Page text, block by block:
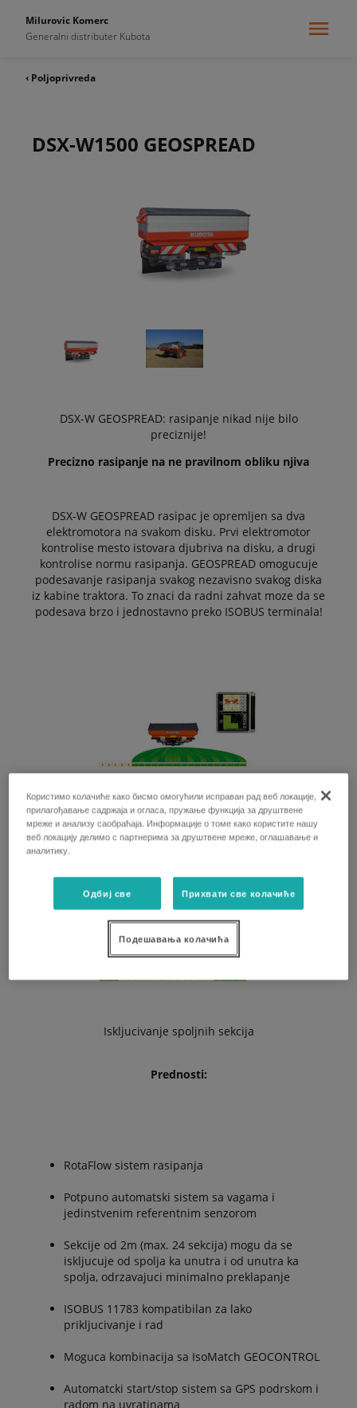
Milurovic Komerc
Generalni distributer Kubota
‹ Poljoprivreda
DSX-W1500 GEOSPREAD
DSX-W GEOSPREAD: rasipanje nikad nije bilo
preciznije!
Precizno rasipanje na ne pravilnom obliku njiva
DSX-W GEOSPREAD rasipac je opremljen sa dva
elektromotora na svakom disku. Prvi elektromotor
kontrolise mesto istovara djubriva na disku, a drugi
kontrolise normu rasipanja. GEOSPREAD omogucuje
podesavanje rasipanja svakog nezavisno svakog diska
iz kabine traktora. To znaci da radni zahvat moze da se
podesava brzo i jednostavno preko ISOBUS terminala!
Smanjenje sirine rasipanja na levoj strani za 10m
Iskljucivanje spoljnih sekcija
Prednosti:
RotaFlow sistem rasipanja
Potpuno automatski sistem sa vagama i
jedinstvenim referentnim senzorom
Sekcije od 2m (max. 24 sekcija) mogu da se
iskljucuje od spolja ka unutra i od unutra ka
spolja, odrzavajuci minimalno preklapanje
ISOBUS 11783 kompatibilan za lako
prikljucivanje i rad
Moguca kombinacija sa IsoMatch GEOCONTROL
Automatcki start/stop sistem sa GPS podrskom i
radom na uvratinama
Користимо колачиће како бисмо омогућили исправан рад веб локације,
прилагођавање садржаја и огласа, пружање функција за друштвене
мреже и анализу саобраћаја. Информације о томе како користите нашу
веб локацију делимо с партнерима за друштвене мреже, оглашавање и
аналитику.
Одбиј све Прихвати све колачиће
Подешавања колачића